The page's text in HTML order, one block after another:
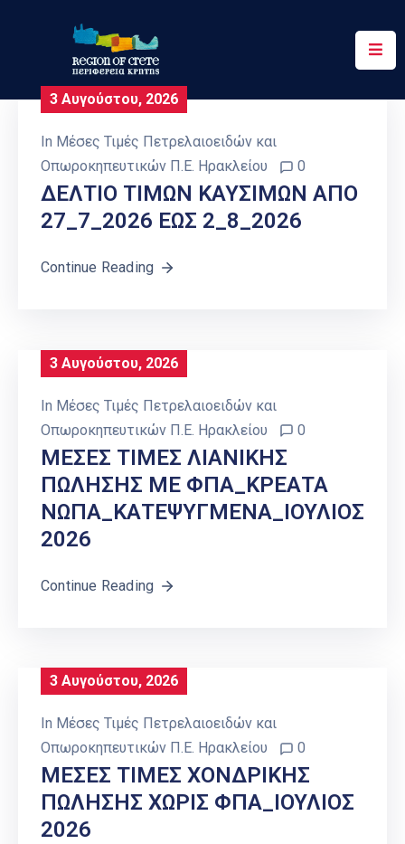
Περιφέρεια
Έργα
Δράσεις
Υπηρεσίες
3 Αυγούστου, 2026
In Μέσες Τιμές Πετρελαιοειδών και
Οπωροκηπευτικών Π.Ε. Ηρακλείου
0
ΔΕΛΤΙΟ ΤΙΜΩΝ ΚΑΥΣΙΜΩΝ ΑΠΟ
27_7_2026 ΕΩΣ 2_8_2026
Continue Reading
3 Αυγούστου, 2026
In Μέσες Τιμές Πετρελαιοειδών και
Οπωροκηπευτικών Π.Ε. Ηρακλείου
0
ΜΕΣΕΣ ΤΙΜΕΣ ΛΙΑΝΙΚΗΣ
ΠΩΛΗΣΗΣ ΜΕ ΦΠΑ_ΚΡΕΑΤΑ
ΝΩΠΑ_ΚΑΤΕΨΥΓΜΕΝΑ_ΙΟΥΛΙΟΣ
2026
Continue Reading
3 Αυγούστου, 2026
In Μέσες Τιμές Πετρελαιοειδών και
Οπωροκηπευτικών Π.Ε. Ηρακλείου
0
ΜΕΣΕΣ ΤΙΜΕΣ ΧΟΝΔΡΙΚΗΣ
ΠΩΛΗΣΗΣ ΧΩΡΙΣ ΦΠΑ_ΙΟΥΛΙΟΣ
2026